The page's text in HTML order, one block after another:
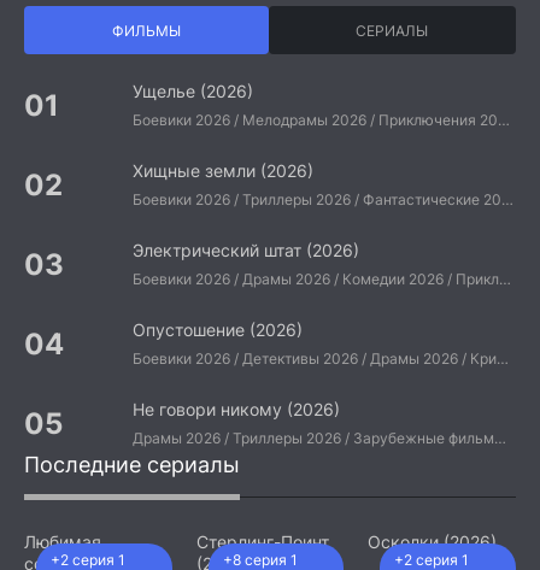
ФИЛЬМЫ СЕРИАЛЫ
Ущелье (2026)
Боевики 2026 / Мелодрамы 2026 / Приключения 2026 / Ужасы 2026 / Фантастические 2026 / Зарубежные фильмы 2026 / Американские фильмы / Фильмы 2026
Хищные земли (2026)
Боевики 2026 / Триллеры 2026 / Фантастические 2026 / Зарубежные фильмы 2026 / Американские фильмы / Фильмы 2026
Электрический штат (2026)
Боевики 2026 / Драмы 2026 / Комедии 2026 / Приключения 2026 / Фантастические 2026 / Зарубежные фильмы 2026 / Американские фильмы / Фильмы 2026
Опустошение (2026)
Боевики 2026 / Детективы 2026 / Драмы 2026 / Криминальные фильмы 2026 / Триллеры 2026 / Зарубежные фильмы 2026 / Американские фильмы / Фильмы 2026
Не говори никому (2026)
Драмы 2026 / Триллеры 2026 / Зарубежные фильмы 2026 / Американские фильмы / Фильмы 2026
Последние сериалы
+2 серия 1
Любимая
сотрудница
+8 серия 1
Стерлинг-Поинт
(2026)
+2 серия 1
Осколки (2026)